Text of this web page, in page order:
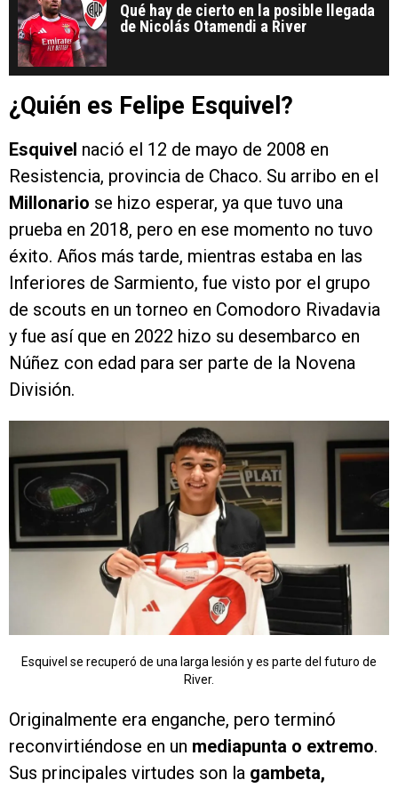
Qué hay de cierto en la posible llegada
de Nicolás Otamendi a River
¿Quién es Felipe Esquivel?
Esquivel nació el 12 de mayo de 2008 en
Resistencia, provincia de Chaco. Su arribo en el
Millonario se hizo esperar, ya que tuvo una
prueba en 2018, pero en ese momento no tuvo
éxito. Años más tarde, mientras estaba en las
Inferiores de Sarmiento, fue visto por el grupo
de scouts en un torneo en Comodoro Rivadavia
y fue así que en 2022 hizo su desembarco en
Núñez con edad para ser parte de la Novena
División.
Esquivel se recuperó de una larga lesión y es parte del futuro de
River.
Originalmente era enganche, pero terminó
reconvirtiéndose en un mediapunta o extremo.
Sus principales virtudes son la gambeta,